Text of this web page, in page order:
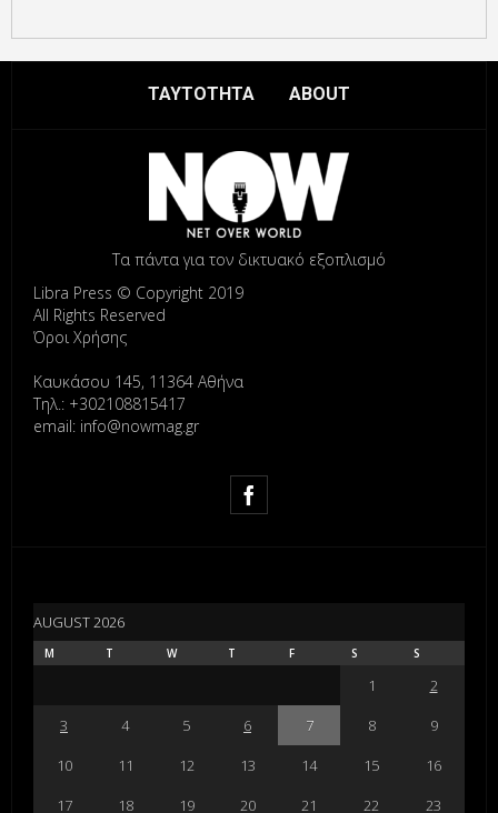
ΤΑΥΤΟΤΗΤΑ ABOUT
Τα πάντα για τον δικτυακό εξοπλισμό
Libra Press © Copyright 2019
All Rights Reserved
Όροι Χρήσης
Καυκάσου 145, 11364 Αθήνα
Τηλ.: +302108815417
email: info@nowmag.gr
AUGUST 2026
M T W T F S S
1
2
3
4 5 6 7 8
9
10
11 12 13 14 15
16
17
18 19 20 21 22 23